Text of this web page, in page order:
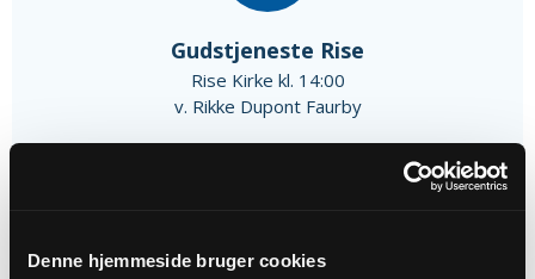
Denne hjemmeside bruger cookies
Gudstjeneste Rise
Rise Kirke kl. 14:00
v. Rikke Dupont Faurby